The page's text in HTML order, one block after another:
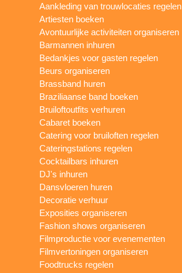
Aankleding van trouwlocaties regelen
Artiesten boeken
Avontuurlijke activiteiten organiseren
Barmannen inhuren
Bedankjes voor gasten regelen
Beurs organiseren
Brassband huren
Braziliaanse band boeken
Bruiloftoutfits verhuren
Cabaret boeken
Catering voor bruiloften regelen
Cateringstations regelen
Cocktailbars inhuren
DJ's inhuren
Dansvloeren huren
Decoratie verhuur
Exposities organiseren
Fashion shows organiseren
Filmproductie voor evenementen
Filmvertoningen organiseren
Foodtrucks regelen